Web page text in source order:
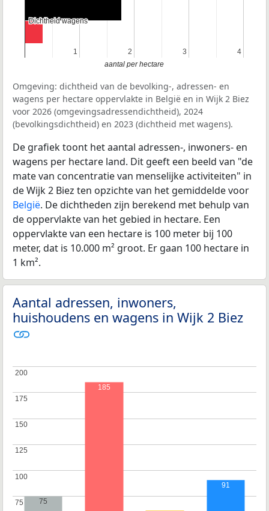
1
1 2
2 3
3 4
4
Dichtheid wagens
Dichtheid wagens
aantal per hectare
Omgeving: dichtheid van de bevolking-, adressen- en
wagens per hectare oppervlakte in België en in Wijk 2 Biez
voor 2026 (omgevingsadressendichtheid), 2024
(bevolkingsdichtheid) en 2023 (dichtheid met wagens).
De grafiek toont het aantal adressen-, inwoners- en
wagens per hectare land. Dit geeft een beeld van "de
mate van concentratie van menselijke activiteiten" in
de Wijk 2 Biez ten opzichte van het gemiddelde voor
België. De dichtheden zijn berekend met behulp van
de oppervlakte van het gebied in hectare. Een
oppervlakte van een hectare is 100 meter bij 100
meter, dat is 10.000 m² groot. Er gaan 100 hectare in
1 km².
Aantal adressen, inwoners,
huishoudens en wagens in Wijk 2 Biez
75
75
100
100
125
125
150
150
175
175
200
200
75
185
91